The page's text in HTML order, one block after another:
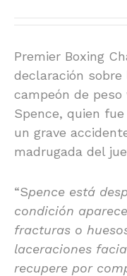
Premier Boxing
declaración
campeón de
Spence, quien
un grave
madrugada del
“Spence está
condición
fracturas o
laceraciones
recupere por